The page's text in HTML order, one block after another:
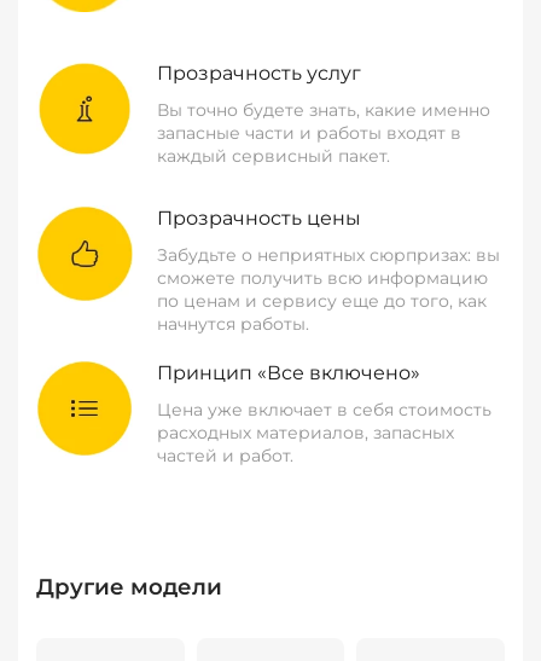
Прозрачность услуг
Вы точно будете знать, какие именно
запасные части и работы входят в
каждый сервисный пакет.
Прозрачность цены
Забудьте о неприятных сюрпризах: вы
сможете получить всю информацию
по ценам и сервису еще до того, как
начнутся работы.
Принцип «Все включено»
Цена уже включает в себя стоимость
расходных материалов, запасных
частей и работ.
Другие модели